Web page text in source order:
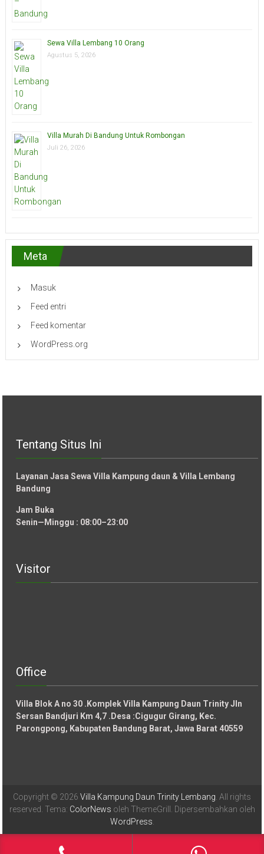
Sewa Villa Lembang 10 Orang
Agustus 5, 2026
Villa Murah Di Bandung Untuk Rombongan
Juli 26, 2026
Meta
Masuk
Feed entri
Feed komentar
WordPress.org
Tentang Situs Ini
Layanan Jasa Sewa Villa Kampung daun & Villa Lembang
Bandung
Jam Buka
Senin—Minggu : 08:00–23:00
Visitor
Office
Villa Blok A no 30 .Komplek Villa Kampung Daun Trinity Jln
Sersan Bandjuri Km 4,7 .Desa :Cigugur Girang, Kec.
Parongpong, Kabupaten Bandung Barat, Jawa Barat 40559
Copyright © 2026 Villa Kampung Daun Trinity Lembang. All rights
reserved. Tema: ColorNews oleh ThemeGrill. Dipersembahkan oleh
WordPress.